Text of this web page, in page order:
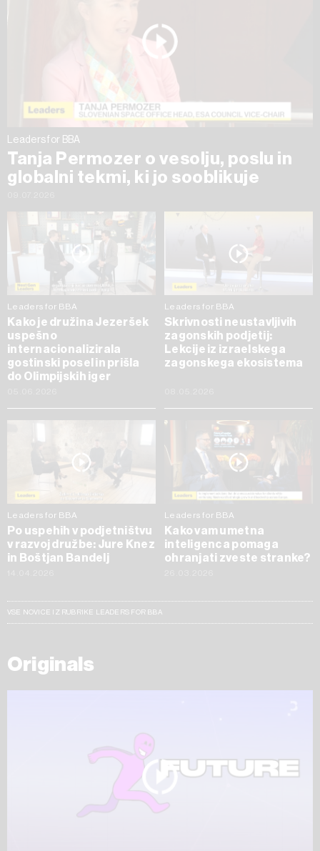
Leaders for BBA
Tanja Permozer o vesolju, poslu in
globalni tekmi, ki jo sooblikuje
Leaders for BBA
Kako je družina Jezeršek
uspešno
internacionalizirala
gostinski posel in prišla
do Olimpijskih iger
Leaders for BBA
Skrivnosti neustavljivih
zagonskih podjetij:
Lekcije iz izraelskega
zagonskega ekosistema
Leaders for BBA
Po uspehih v podjetništvu
v razvoj družbe: Jure Knez
in Boštjan Bandelj
Leaders for BBA
Kako vam umetna
inteligenca pomaga
ohranjati zveste stranke?
VSE NOVICE IZ RUBRIKE LEADERS FOR BBA
Originals